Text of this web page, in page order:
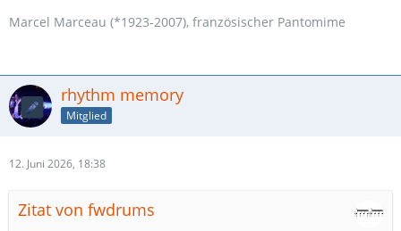
Marcel Marceau (*1923-2007), französischer Pantomime
rhythm memory
Mitglied
12. Juni 2026, 18:38
Zitat von fwdrums